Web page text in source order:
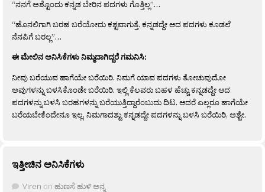
“ನನಗೆ ಅಶ್ಟೊಂದು ಕನ್ನಡ ಬೇರಿನ ಪದಗಳು ಗೊತ್ತಿಲ್ಲ”…
“ಹೊನಲಿಗಾಗಿ ಬರಹ ಬರೆಯೋದು ಕಶ್ಟವಾಗುತ್ತೆ. ಕನ್ನಡದ್ದೇ ಆದ ಪದಗಳು ಕೂಡಲೆ
ನೆನಪಿಗೆ ಬರಲ್ಲ”…
ಈ ಮೇಲಿನ ಅನಿಸಿಕೆಗಳು ನಿಮ್ಮದಾಗಿದ್ದರೆ ಗಮನಿಸಿ:
ನೀವು ಬರೆಯುವ ಹಾಗೆಯೇ ಬರೆಯಿರಿ. ನಿಮಗೆ ಯಾವ ಪದಗಳು ತೋಚುವುದೋ
ಅವುಗಳನ್ನು ಬಳಸಿಕೊಂಡೇ ಬರೆಯಿರಿ. ಇಲ್ಲಿ ಕೆಲವರು ಬಹಳ ಹೆಚ್ಚು ಕನ್ನಡದ್ದೇ ಆದ
ಪದಗಳನ್ನು ಬಳಸಿ ಬರಹಗಳನ್ನು ಬರೆಯುತ್ತಿದ್ದಾರೆಂಬುದು ದಿಟ. ಆದರೆ ಎಲ್ಲರೂ ಹಾಗೆಯೇ
ಬರೆಯಬೇಕೆಂದೇನೂ ಇಲ್ಲ. ನಿಮಗಾದಶ್ಟು ಕನ್ನಡದ್ದೇ ಪದಗಳನ್ನು ಬಳಸಿ ಬರೆಯಿರಿ, ಅಶ್ಟೇ.
ಇತ್ತೀಚಿನ ಅನಿಸಿಕೆಗಳು
Viren on ಹುಣಸೆ ಹುಳಿ ಅನ್ನ